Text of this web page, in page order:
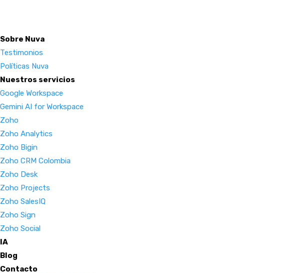
Sobre Nuva
Testimonios
Políticas Nuva
Nuestros servicios
Google Workspace
Gemini AI for Workspace
Zoho
Zoho Analytics
Zoho Bigin
Zoho CRM Colombia
Zoho Desk
Zoho Projects
Zoho SalesIQ
Zoho Sign
Zoho Social
IA
Blog
Contacto